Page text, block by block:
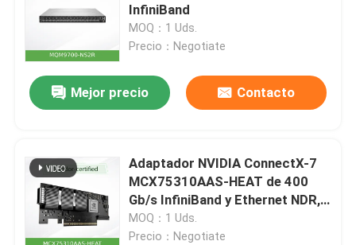
InfiniBand
MOQ：1 Uds.
Precio：Negotiate
Mejor precio Contacto
Adaptador NVIDIA ConnectX-7
MCX75310AAS-HEAT de 400
Gb/s InfiniBand y Ethernet NDR,
PCIe Gen5, QSFP de doble
puerto
MOQ：1 Uds.
Precio：Negotiate